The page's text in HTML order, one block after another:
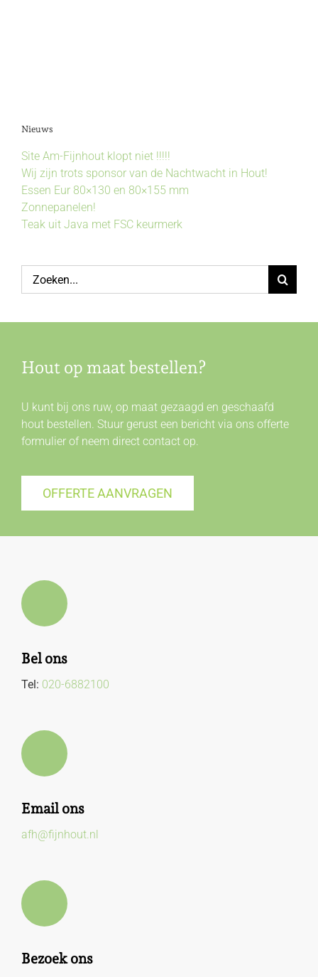
Nieuws
Site Am-Fijnhout klopt niet !!!!!
Wij zijn trots sponsor van de Nachtwacht in Hout!
Essen Eur 80×130 en 80×155 mm
Zonnepanelen!
Teak uit Java met FSC keurmerk
Zoeken
naar:
Hout op maat bestellen?
U kunt bij ons ruw, op maat gezaagd en geschaafd
hout bestellen. Stuur gerust een bericht via ons offerte
formulier of neem direct contactop.
OFFERTE AANVRAGEN
Bel ons
Tel: 020-6882100
Email ons
afh@fijnhout.nl
Bezoek ons